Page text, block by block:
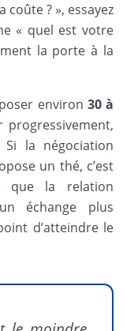
? », essayez
« quel est votre
la porte à la
environ 30 à
la négociation
un thé, c’est
que la relation
échange plus
d’atteindre le